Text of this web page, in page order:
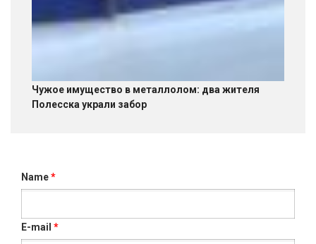
Чужое имущество в металлолом: два жителя
Полесска украли забор
Name*
E-mail *